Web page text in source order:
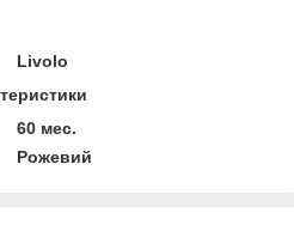
Livolo
60 мес.
Рожевий